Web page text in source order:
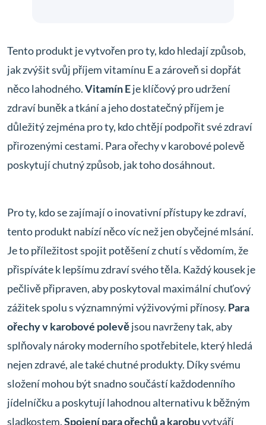
Tento produkt je vytvořen pro ty, kdo hledají způsob,
jak zvýšit svůj příjem vitamínu E a zároveň si dopřát
něco lahodného.Vitamín Eje klíčový pro udržení
zdraví buněk a tkání a jeho dostatečný příjem je
důležitý zejména pro ty, kdo chtějí podpořit své zdraví
přirozenými cestami. Para ořechy v karobové polevě
poskytují chutný způsob, jak toho dosáhnout.
Pro ty, kdo se zajímají o inovativní přístupy ke zdraví,
tento produkt nabízí něco víc než jen obyčejné mlsání.
Je to příležitost spojit potěšení z chutí s vědomím, že
přispíváte k lepšímu zdraví svého těla. Každý kousek je
pečlivě připraven, aby poskytoval maximální chuťový
zážitek spolu s významnými výživovými přínosy. Para
ořechy v karobové polevějsou navrženy tak, aby
splňovaly nároky moderního spotřebitele, který hledá
nejen zdravé, ale také chutné produkty. Díky svému
složení mohou být snadno součástí každodenního
jídelníčku a poskytují lahodnou alternativu k běžným
sladkostem.Spojení para ořechů a karobuvytváří